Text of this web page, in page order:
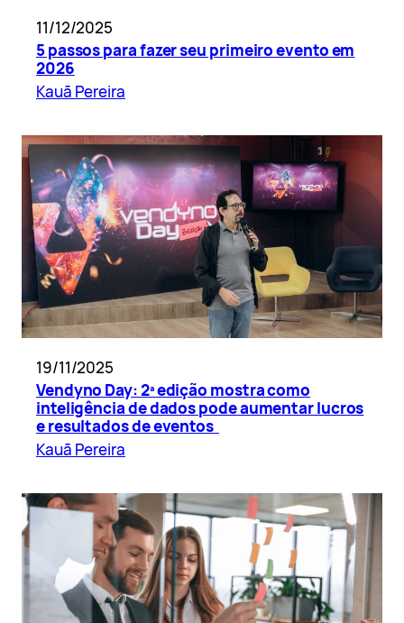
11/12/2025
5 passos para fazer seu primeiro evento em
2026
Kauã Pereira
19/11/2025
Vendyno Day: 2ª edição mostra como
inteligência de dados pode aumentar lucros
e resultados de eventos
Kauã Pereira